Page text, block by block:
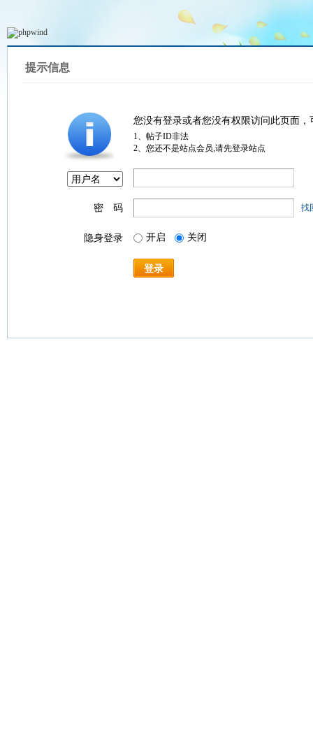
提示信息
您没有登录或者您没有权限访问此页面
1、帖子ID非法
2、您还不是站点会员,请先登录站点
密 码 找
隐身登录 开启 关闭
登录